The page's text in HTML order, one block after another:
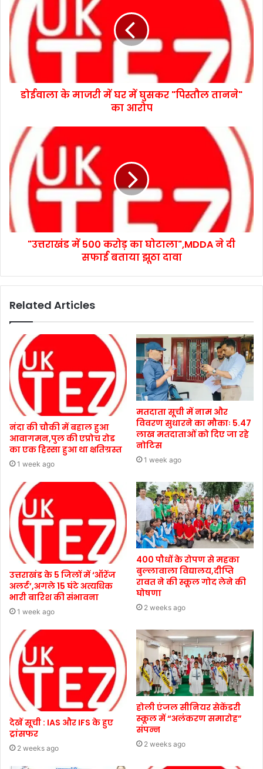
डोईवाला के माजरी में घर में घुसकर "पिस्तौल तानने"
का आरोप
"उत्तराखंड में 500 करोड़ का घोटाला",MDDA ने दी
सफाई बताया झूठा दावा
Related Articles
नंदा की चौकी में बहाल हुआ
आवागमन,पुल की एप्रोच रोड
का एक हिस्सा हुआ था क्षतिग्रस्त
1 week ago
मतदाता सूची में नाम और
विवरण सुधारने का मौकाः 5.47
लाख मतदाताओं को दिए जा रहे
नोटिस
1 week ago
उत्तराखंड के 5 जिलों में ‘ऑरेंज
अलर्ट’,अगले 15 घंटे अत्यधिक
भारी बारिश की संभावना
1 week ago
400 पौधों के रोपण से महका
बुल्लावाला विद्यालय,दीप्ति
रावत ने की स्कूल गोद लेने की
घोषणा
2 weeks ago
देखें सूची : IAS और IFS के हुए
ट्रांसफर
2 weeks ago
होली एंजल सीनियर सेकेंडरी
स्कूल में “अलंकरण समारोह”
संपन्न
2 weeks ago